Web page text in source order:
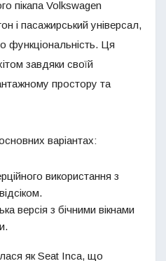
пікапа Volkswagen
і пасажирський універсал,
функціональність. Ця
завдяки своїй
простору та
варіантах:
використання з
версія з бічними вікнами
як Seat Inca, що